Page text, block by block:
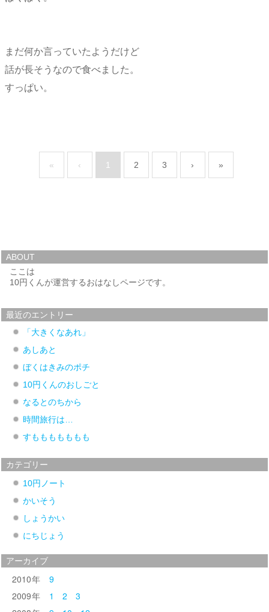
まだ何か言っていたようだけど
話が長そうなので食べました。
すっぱい。
« ‹ 1 2 3 › »
ABOUT
ここは
10円くんが運営するおはなしページです。
最近のエントリー
「大きくなあれ」
あしあと
ぼくはきみのポチ
10円くんのおしごと
なるとのちから
時間旅行は…
すももももももも
カテゴリー
10円ノート
かいそう
しょうかい
にちじょう
アーカイブ
2010
9
2009
1 2
3